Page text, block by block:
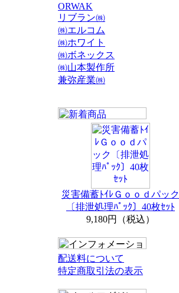
ORWAK
リブラン㈱
㈱エルコム
㈱ホワイト
㈱ボネックス
㈱山本製作所
兼弥産業㈱
災害備蓄ﾄｲﾚＧｏｏｄパック
〔排泄処理ﾊﾟｯｸ〕40枚ｾｯﾄ
9,180円（税込）
配送料について
特定商取引法の表示